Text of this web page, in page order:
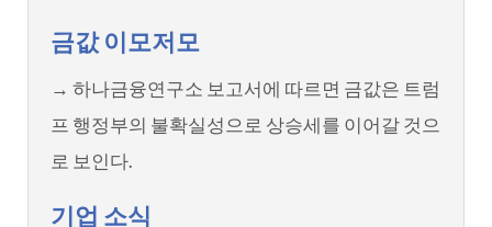
금값 이모저모
→ 하나금융연구소 보고서에 따르면 금값은 트럼
프 행정부의 불확실성으로 상승세를 이어갈 것으
로 보인다.
기업 소식